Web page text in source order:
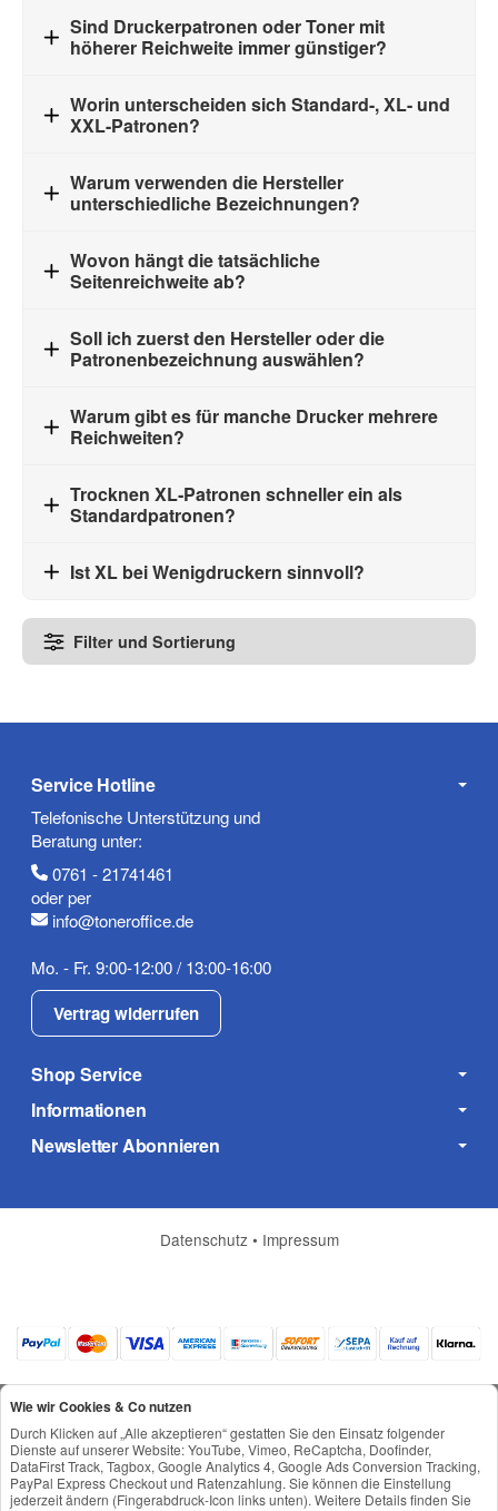
Sind Druckerpatronen oder Toner mit
höherer Reichweite immer günstiger?
Worin unterscheiden sich Standard-, XL- und
XXL-Patronen?
Warum verwenden die Hersteller
unterschiedliche Bezeichnungen?
Wovon hängt die tatsächliche
Seitenreichweite ab?
Soll ich zuerst den Hersteller oder die
Patronenbezeichnung auswählen?
Warum gibt es für manche Drucker mehrere
Reichweiten?
Trocknen XL‑Patronen schneller ein als
Standardpatronen?
Ist XL bei Wenigdruckern sinnvoll?
Filter und Sortierung
Service Hotline
Telefonische Unterstützung und
Beratung unter:
0761 - 21741461
oder per
info@toneroffice.de
Mo. - Fr. 9:00-12:00 / 13:00-16:00
Vertrag widerrufen
Shop Service
Informationen
Newsletter Abonnieren
Datenschutz • Impressum
*Alle Preise inkl. gesetzlicher USt., zzgl.Versand
© © Toneroffice.de
Wie wir Cookies & Co nutzen
Durch Klicken auf „Alle akzeptieren“ gestatten Sie den Einsatz folgender
Dienste auf unserer Website: YouTube, Vimeo, ReCaptcha, Doofinder,
DataFirst Track, Tagbox, Google Analytics 4, Google Ads Conversion Tracking,
PayPal Express Checkout und Ratenzahlung. Sie können die Einstellung
jederzeit ändern (Fingerabdruck-Icon links unten). Weitere Details finden Sie